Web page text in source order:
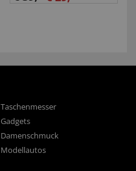
Taschenmesser
Gadgets
Damenschmuck
Modellautos